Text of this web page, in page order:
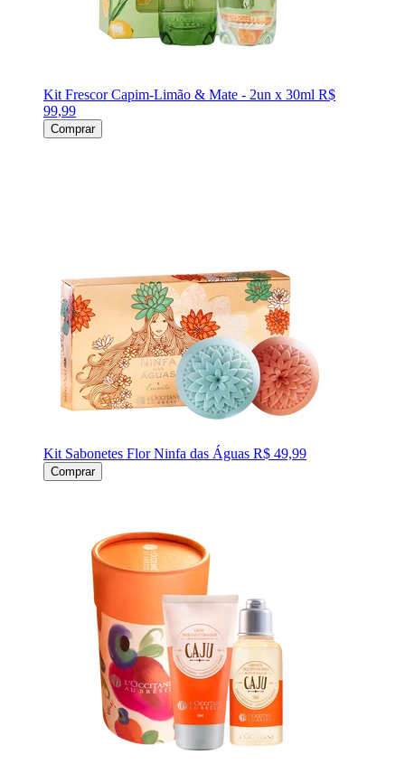
Kit Frescor Capim-Limão & Mate - 2un x 30ml R$
99,99
Comprar
Kit Sabonetes Flor Ninfa das Águas R$ 49,99
Comprar